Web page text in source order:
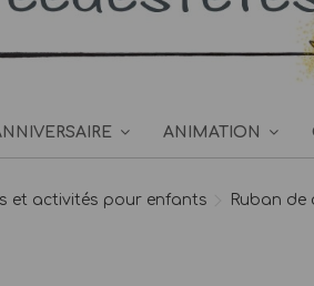
ANIMATION
et activités pour enfants Ruban de